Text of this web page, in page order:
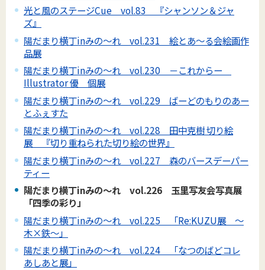
光と風のステージCue vol.83 『シャンソン＆ジャ
ズ』
陽だまり横丁inみの～れ vol.231 絵とあ～る会絵画作
品展
陽だまり横丁inみの～れ vol.230 －これからー
Illustrator 優 個展
陽だまり横丁inみの～れ vol.229 ばーどのもりのあー
とふぇすた
陽だまり横丁inみの～れ vol.228 田中克樹 切り絵
展 『切り重ねられた切り絵の世界』
陽だまり横丁inみの～れ vol.227 森のバースデーパー
ティー
陽だまり横丁inみの～れ vol.226 玉里写友会写真展
「四季の彩り」
陽だまり横丁inみの～れ vol.225 「Re:KUZU展 ～
木×鉄～」
陽だまり横丁inみの～れ vol.224 「なつのばどコレ
あしあと展」